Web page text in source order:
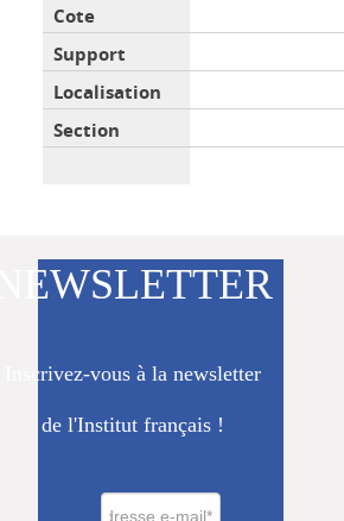
Inscrivez-vous à la newsletter
de l'Institut français !